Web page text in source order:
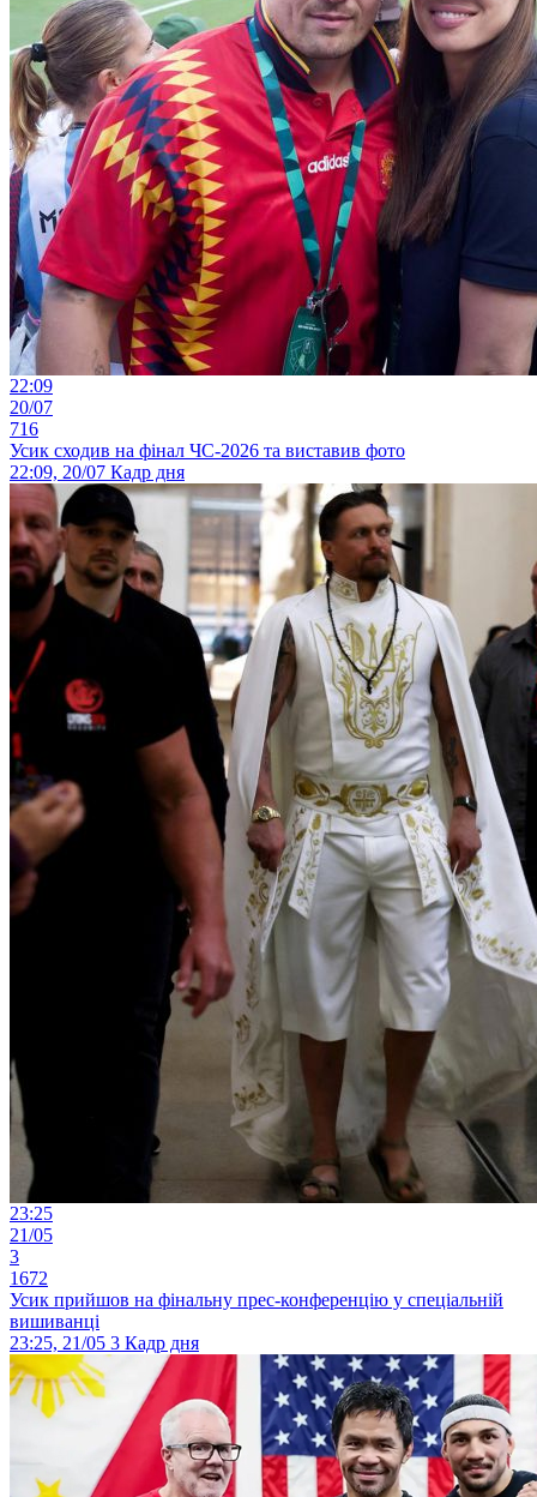
22:09
20/07
716
Усик сходив на фінал ЧС-2026 та виставив фото
22:09, 20/07 Кадр дня
23:25
21/05
3
1672
Усик прийшов на фінальну прес-конференцію у спеціальній
вишиванці
23:25, 21/05 3 Кадр дня